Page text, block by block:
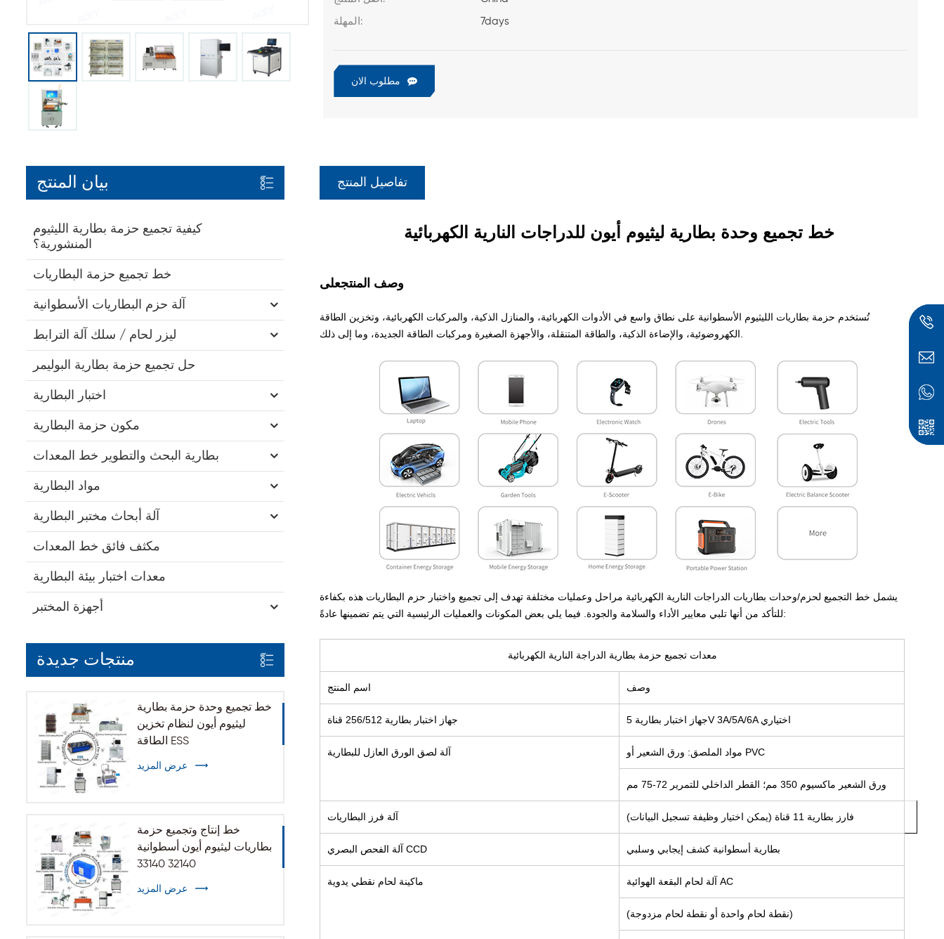
المهلة: 7days
مطلوب الان
بيان المنتج
كيفية تجميع حزمة بطارية الليثيوم
المنشورية؟
خط تجميع حزمة البطاريات
آلة حزم البطاريات الأسطوانية
ليزر لحام / سلك آلة الترابط
حل تجميع حزمة بطارية البوليمر
اختبار البطارية
مكون حزمة البطارية
بطارية البحث والتطوير خط المعدات
مواد البطارية
آلة أبحاث مختبر البطارية
مكثف فائق خط المعدات
معدات اختبار بيئة البطارية
أجهزة المختبر
منتجات جديدة
خط تجميع وحدة حزمة بطارية
ليثيوم أيون لنظام تخزين
الطاقة ESS
عرض المزيد
خط إنتاج وتجميع حزمة
بطاريات ليثيوم أيون أسطوانية
32140 33140
عرض المزيد
تفاصيل المنتج
خط تجميع وحدة بطارية ليثيوم أيون للدراجات النارية الكهربائية
وصف المنتج
تُستخدم حزمة بطاريات الليثيوم الأسطوانية على نطاق واسع في الأدوات الكهربائية، والمنازل الذكية، والمركبات الكهربائية، وتخزين الطاقة
يشمل خط التجميع لحزم/وحدات بطاريات الدراجات النارية الكهربائية مراحل وعمليات مختلفة تهدف إلى تجميع واختبار حزم البطاريات هذه بكفاءة
للتأكد من أنها تلبي معايير الأداء والسلامة والجودة. فيما يلي بعض المكونات والعمليات الرئيسية التي يتم تضمينها عادةً:
معدات تجميع حزمة بطارية الدراجة النارية الكهربائية
اسم المنتج وصف
جهاز اختبار بطارية 256/512 قناة جهاز اختبار بطارية 5V 3A/5A/6A اختياري
آلة لصق الورق العازل للبطارية مواد الملصق: ورق الشعير أو PVC
ورق الشعير ماكسيوم 350 مم؛ القطر الداخلي للتمرير 72-75 مم
آلة فرز البطاريات فارز بطارية 11 قناة (يمكن اختيار وظيفة تسجيل البيانات)
آلة الفحص البصري CCD بطارية أسطوانية كشف إيجابي وسلبي
ماكينة لحام نقطي يدوية آلة لحام البقعة الهوائية AC
(نقطة لحام واحدة أو نقطة لحام مزدوجة)